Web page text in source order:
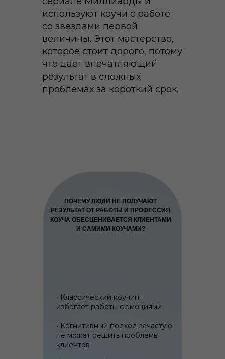
используют коучи с работе
со звездами первой
величины. Этот мастерство,
которое стоит дорого, потому
что дает впечатляющий
результат в сложных
проблемах за короткий срок.
• Классический коучинг
избегает работы с эмоциями
• Когнитивный подход зачастую
не может решить проблемы
клиентов
ПОЧЕМУ ЛЮДИ НЕ ПОЛУЧАЮТ
РЕЗУЛЬТАТ ОТ РАБОТЫ И ПРОФЕССИЯ
КОУЧА ОБЕСЦЕНИВАЕТСЯ КЛИЕНТАМИ
И САМИМИ КОУЧАМИ?